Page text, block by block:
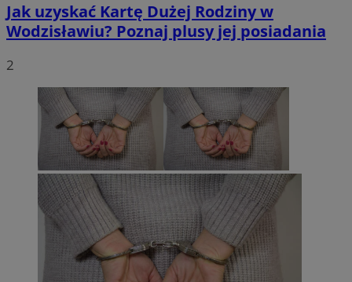
Jak uzyskać Kartę Dużej Rodziny w
Wodzisławiu? Poznaj plusy jej posiadania
2